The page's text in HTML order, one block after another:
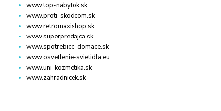
www.top-nabytok.sk
www.proti-skodcom.sk
www.retromaxishop.sk
www.superpredajca.sk
www.spotrebice-domace.sk
www.osvetlenie-svietidla.eu
www.uni-kozmetika.sk
www.zahradnicek.sk